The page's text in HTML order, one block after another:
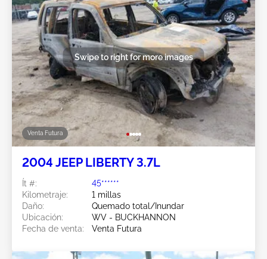
Venta Futura
Swipe to right for more images
2004 JEEP LIBERTY 3.7L
Ít #:
45******
Kilometraje:
1 millas
Daño:
Quemado total/Inundar
Ubicación:
WV - BUCKHANNON
Fecha de venta:
Venta Futura